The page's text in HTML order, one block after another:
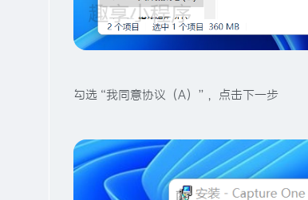
勾选“我同意协议（A）”，点击下一步